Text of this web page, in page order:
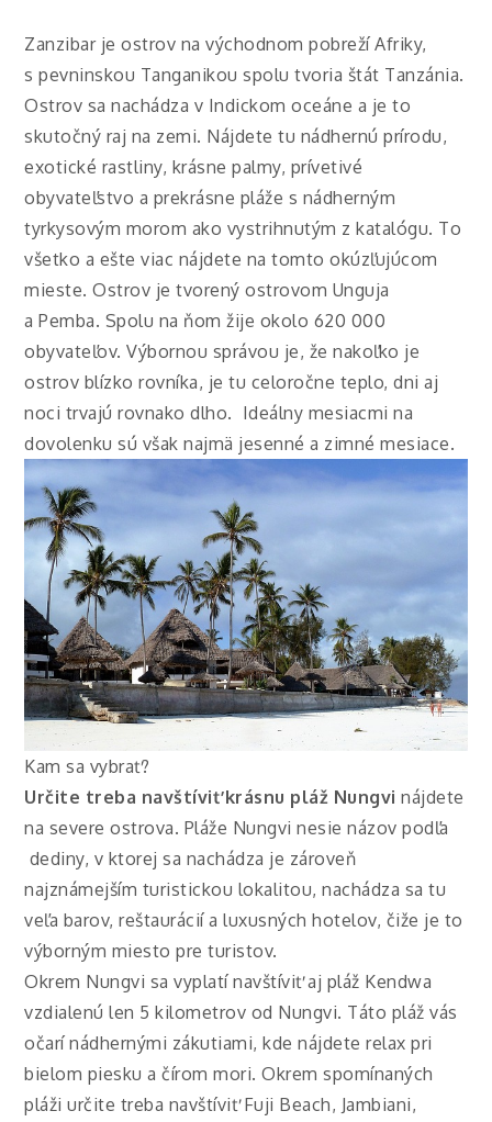
Zanzibar je ostrov na východnom pobreží Afriky,
s pevninskou Tanganikou spolu tvoria štát Tanzánia.
Ostrov sa nachádza v Indickom oceáne a je to
skutočný raj na zemi. Nájdete tu nádhernú prírodu,
exotické rastliny, krásne palmy, prívetivé
obyvateľstvo a prekrásne pláže s nádherným
tyrkysovým morom ako vystrihnutým z katalógu. To
všetko a ešte viac nájdete na tomto okúzľujúcom
mieste. Ostrov je tvorený ostrovom Unguja
a Pemba. Spolu na ňom žije okolo 620 000
obyvateľov. Výbornou správou je, že nakoľko je
ostrov blízko rovníka, je tu celoročne teplo, dni aj
noci trvajú rovnako dlho. Ideálny mesiacmi na
dovolenku sú však najmä jesenné a zimné mesiace.
Kam sa vybrať?
Určite treba navštíviť krásnu pláž Nungvinájdete
na severe ostrova. Pláže Nungvi nesie názov podľa
dediny, v ktorej sa nachádza je zároveň
najznámejším turistickou lokalitou, nachádza sa tu
veľa barov, reštaurácií a luxusných hotelov, čiže je to
výborným miesto pre turistov.
Okrem Nungvi sa vyplatí navštíviť aj pláž Kendwa
vzdialenú len 5 kilometrov od Nungvi. Táto pláž vás
očarí nádhernými zákutiami, kde nájdete relax pri
bielom piesku a čírom mori. Okrem spomínaných
pláži určite treba navštíviť Fuji Beach, Jambiani,